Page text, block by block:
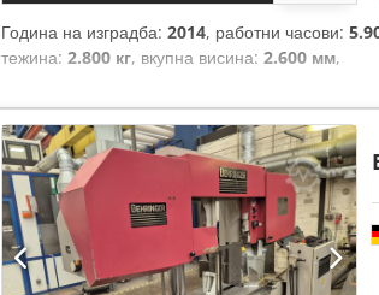
Година на изградба: 2014, работни часови:
тежина: 2.800 кг, вкупна висина: 2.600 мм,